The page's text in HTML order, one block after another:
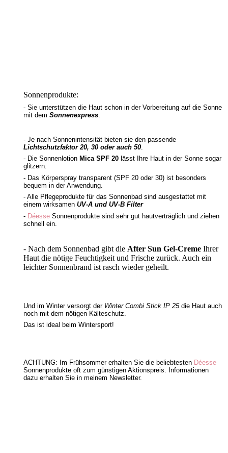
Sonnenprodukte:
- Sie unterstützen die Haut schon in der Vorbereitung auf die Sonne
mit dem Sonnenexpress.
- Je nach Sonnenintensität bieten sie den passende
Lichtschutzfaktor 20, 30 oder auch 50.
- Die Sonnenlotion Mica SPF 20lässt Ihre Haut in der Sonne sogar
glitzern.
- Das Körperspray transparent (SPF 20 oder 30) ist besonders
bequem in der Anwendung.
- Alle Pflegeprodukte für das Sonnenbad sind ausgestattet mit
einem wirksamen UV-A und UV-B Filter
- DéesseSonnenprodukte sind sehr gut hautverträglich und ziehen
schnell ein.
- Nach dem Sonnenbad gibt die After Sun Gel-CremeIhrer
Haut die nötige Feuchtigkeit und Frische zurück. Auch ein
leichter Sonnenbrand ist rasch wieder geheilt.
Und im Winter versorgt der Winter Combi Stick IP 25die Haut auch
noch mit dem nötigen Kälteschutz.
Das ist ideal beim Wintersport!
ACHTUNG: Im Frühsommer erhalten Sie die beliebtesten Déesse
Sonnenprodukte oft zum günstigen Aktionspreis. Informationen
dazu erhalten Sie in meinem Newsletter.